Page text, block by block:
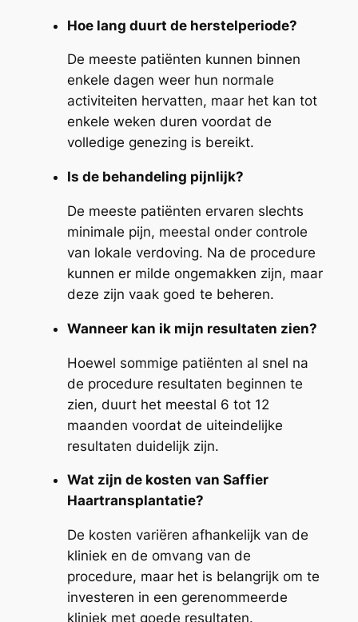
Hoe lang duurt de herstelperiode?
De meeste patiënten kunnen binnen
enkele dagen weer hun normale
activiteiten hervatten, maar het kan tot
enkele weken duren voordat de
volledige genezing is bereikt.
Is de behandeling pijnlijk?
De meeste patiënten ervaren slechts
minimale pijn, meestal onder controle
van lokale verdoving. Na de procedure
kunnen er milde ongemakken zijn, maar
deze zijn vaak goed te beheren.
Wanneer kan ik mijn resultaten zien?
Hoewel sommige patiënten al snel na
de procedure resultaten beginnen te
zien, duurt het meestal 6 tot 12
maanden voordat de uiteindelijke
resultaten duidelijk zijn.
Wat zijn de kosten van Saffier
Haartransplantatie?
De kosten variëren afhankelijk van de
kliniek en de omvang van de
procedure, maar het is belangrijk om te
investeren in een gerenommeerde
kliniek met goede resultaten.